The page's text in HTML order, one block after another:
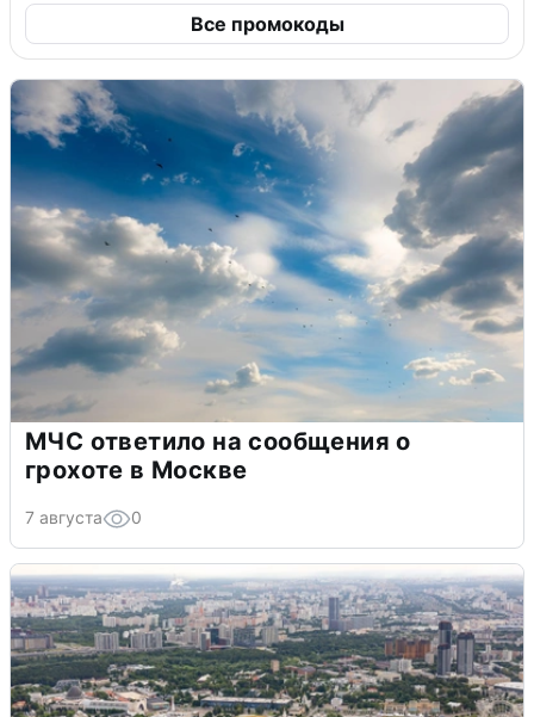
Все промокоды
МЧС ответило на сообщения о
грохоте в Москве
7 августа 0